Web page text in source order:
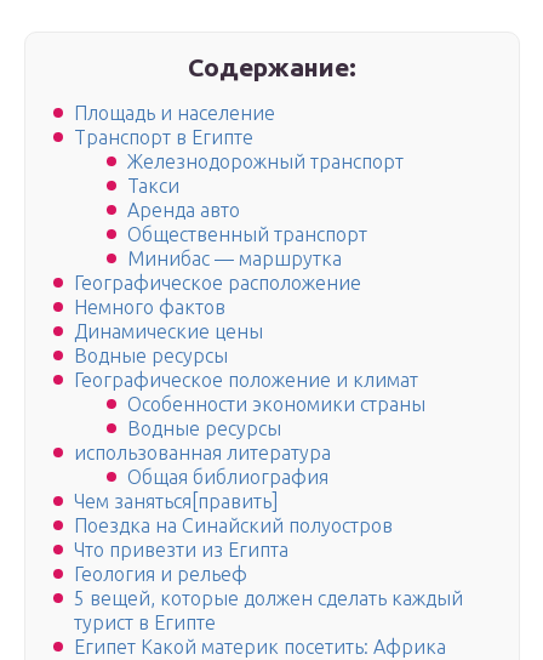
Содержание:
Площадь и население
Транспорт в Египте
Железнодорожный транспорт
Такси
Аренда авто
Общественный транспорт
Минибас — маршрутка
Географическое расположение
Немного фактов
Динамические цены
Водные ресурсы
Географическое положение и климат
Особенности экономики страны
Водные ресурсы
использованная литература
Общая библиография
Чем заняться[править]
Поездка на Синайский полуостров
Что привезти из Египта
Геология и рельеф
5 вещей, которые должен сделать каждый
турист в Египте
Египет Какой материк посетить: Африка